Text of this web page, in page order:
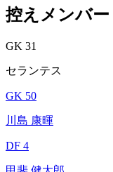
控えメンバー
GK 31
セランテス
GK 50
川島 康暉
DF 4